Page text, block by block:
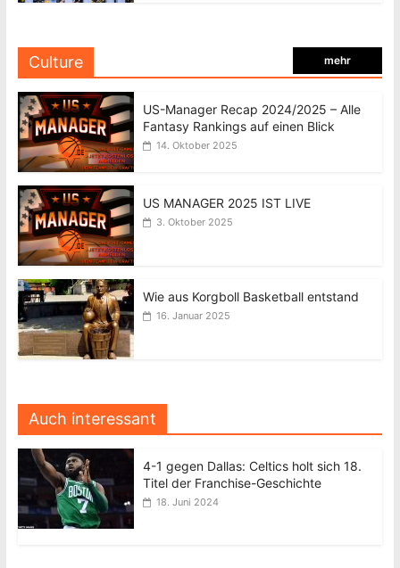
Culture mehr
US-Manager Recap 2024/2025 – Alle
Fantasy Rankings auf einen Blick
14. Oktober 2025
US MANAGER 2025 IST LIVE
3. Oktober 2025
Wie aus Korgboll Basketball entstand
16. Januar 2025
Auch interessant
4-1 gegen Dallas: Celtics holt sich 18.
Titel der Franchise-Geschichte
18. Juni 2024